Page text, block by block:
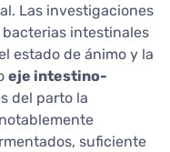
Las investigaciones
intestinales
estado de ánimo y la
eje intestino-
del parto la
suficiente